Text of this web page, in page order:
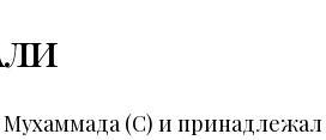
(С) и принадлежал